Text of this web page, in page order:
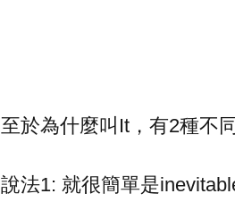
至於為什麼叫It，有2種不
說法1: 就很簡單是